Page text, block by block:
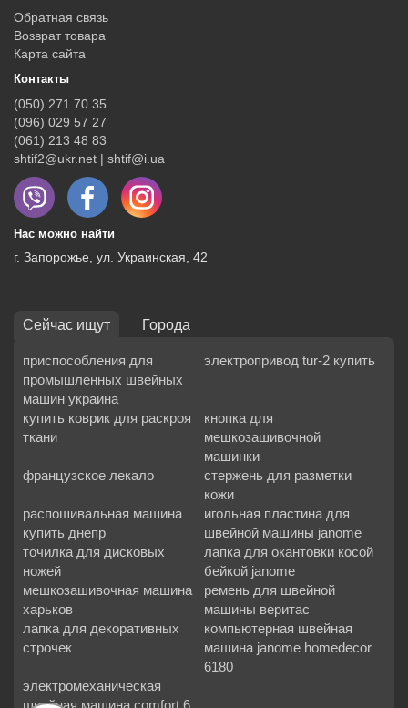
Обратная связь
Возврат товара
Карта сайта
Контакты
(050) 271 70 35
(096) 029 57 27
(061) 213 48 83
shtif2@ukr.net | shtif@i.ua
Нас можно найти
г. Запорожье, ул. Украинская, 42
Сейчас ищут Города
приспособления для
промышленных швейных
машин украина
электропривод tur-2 купить
купить коврик для раскроя
ткани
кнопка для
мешкозашивочной
машинки
французское лекало
стержень для разметки
кожи
распошивальная машина
купить днепр
игольная пластина для
швейной машины janome
точилка для дисковых
ножей
лапка для окантовки косой
бейкой janome
мешкозашивочная машина
харьков
ремень для швейной
машины веритас
лапка для декоративных
строчек
компьютерная швейная
машина janome homedecor
6180
электромеханическая
швейная машина comfort 6